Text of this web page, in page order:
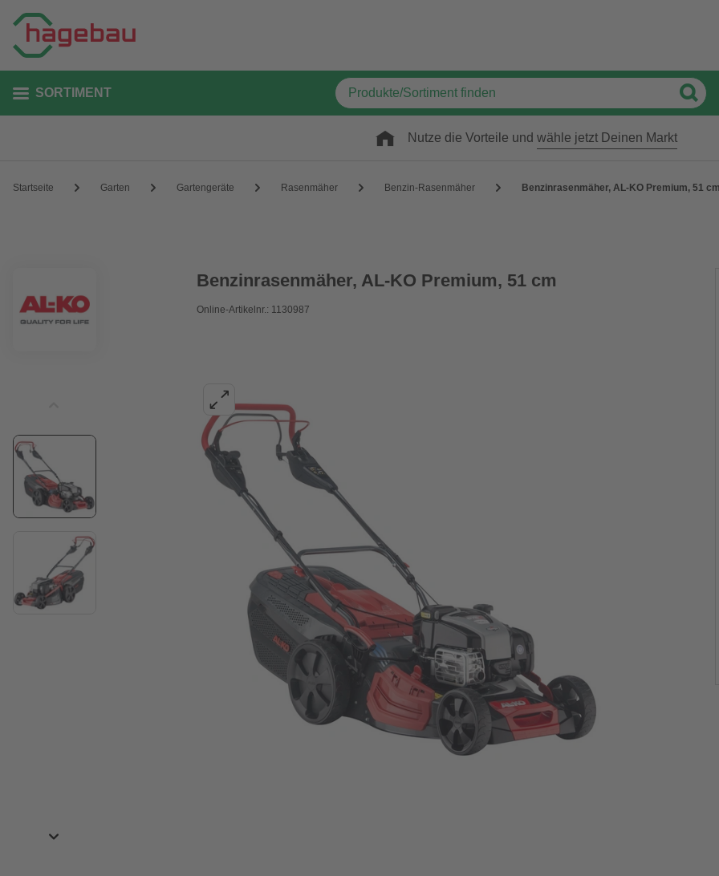
SORTIMENT
Nutze die Vorteile und wähle jetzt Deinen Markt
Startseite Garten Gartengeräte Rasenmäher Benzin-Rasenmäher Benzinrasenmäher, AL-KO Premium, 51 cm
Benzinrasenmäher, AL-KO Premium, 51 cm
Online-Artikelnr.: 1130987